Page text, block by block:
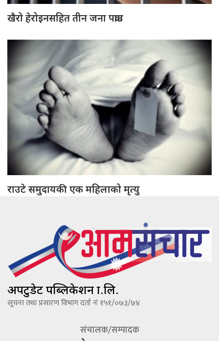
खैरो हेरोइनसहित तीन जना पक्राउ
राउटे समुदायकी एक महिलाको मृत्यु
अपटुडेट पब्लिकेशन प्रा.लि.
सूचना तथा प्रसारण विभाग दर्ता नंः १५१/०७३/७४
संचालक/सम्पादक